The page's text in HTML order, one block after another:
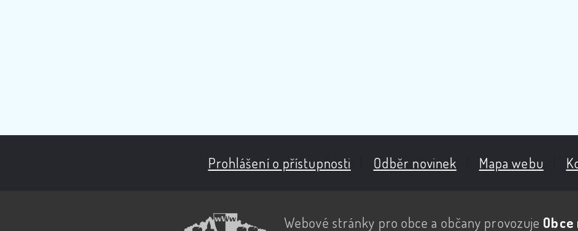
Prohlášení o přístupnosti Odběr novinek Mapa webu
Webové stránky pro obce a občany provozuje